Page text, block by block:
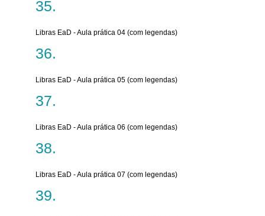
Libras EaD - Aula prática 04 (com legendas)
Libras EaD - Aula prática 05 (com legendas)
Libras EaD - Aula prática 06 (com legendas)
Libras EaD - Aula prática 07 (com legendas)